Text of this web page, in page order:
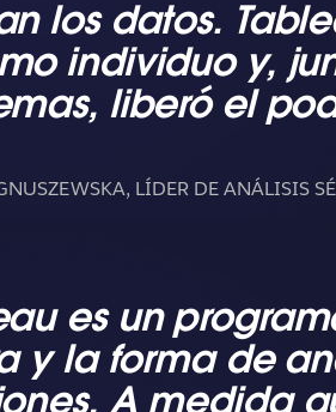
los datos.
individuo y,
liberó el
LÍDER DE ANÁLISIS
es un
y la forma de
A medida